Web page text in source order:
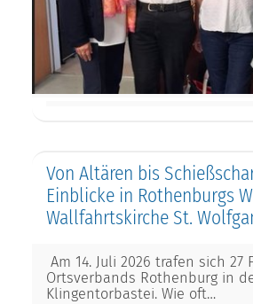
Von Altären bis
Einblicke in Rothenburgs
Wallfahrtskirche St.
Am 14. Juli 2026 trafen sich 27
Ortsverbands Rothenburg in
Klingentorbastei. Wie oft…